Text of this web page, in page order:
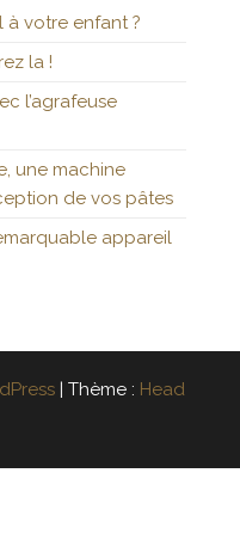
votre enfant ?
la !
l’agrafeuse
une machine
de vos pâtes
appareil
Thème : Head